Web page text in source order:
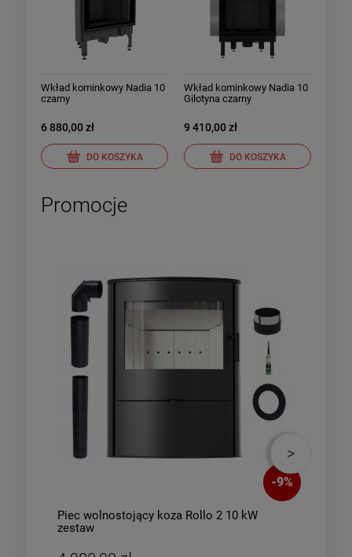
Wkład kominkowy Nadia 10
czarny
6 880,00 zł
DO KOSZYKA
Wkład kominkowy Nadia 10
Gilotyna czarny
9 410,00 zł
DO KOSZYKA
Promocje
-9%
Piec wolnostojący koza Rollo 2 10 kW
zestaw